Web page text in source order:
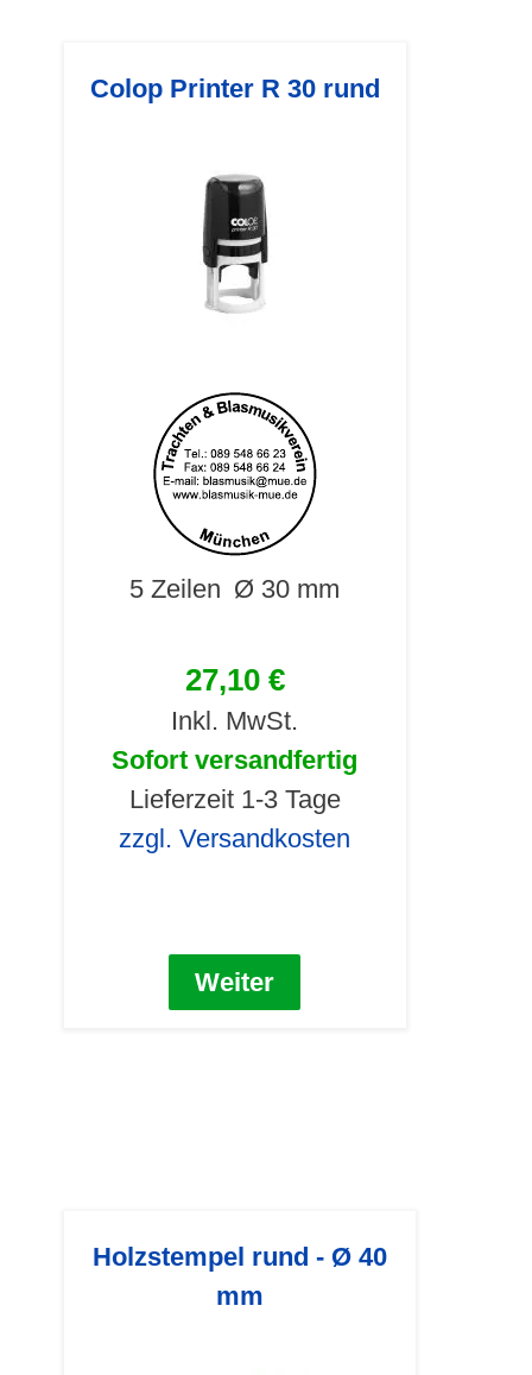
Colop Printer R 30 rund
5 Zeilen Ø 30 mm
27,10 €
Inkl. MwSt.
Sofort versandfertig
Lieferzeit 1-3 Tage
zzgl. Versandkosten
Weiter
Holzstempel rund - Ø 40
mm